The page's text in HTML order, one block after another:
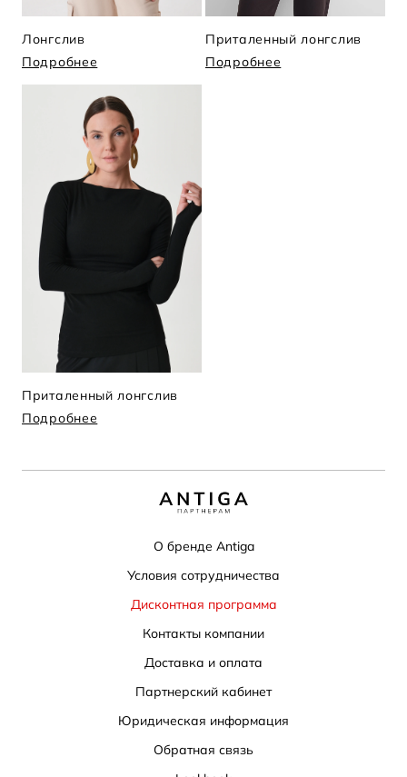
Лонгслив
Подробнее
Приталенный лонгслив
Подробнее
Приталенный лонгслив
Подробнее
О бренде Antiga
Условия сотрудничества
Дисконтная программа
Контакты компании
Доставка и оплата
Партнерский кабинет
Юридическая информация
Обратная связь